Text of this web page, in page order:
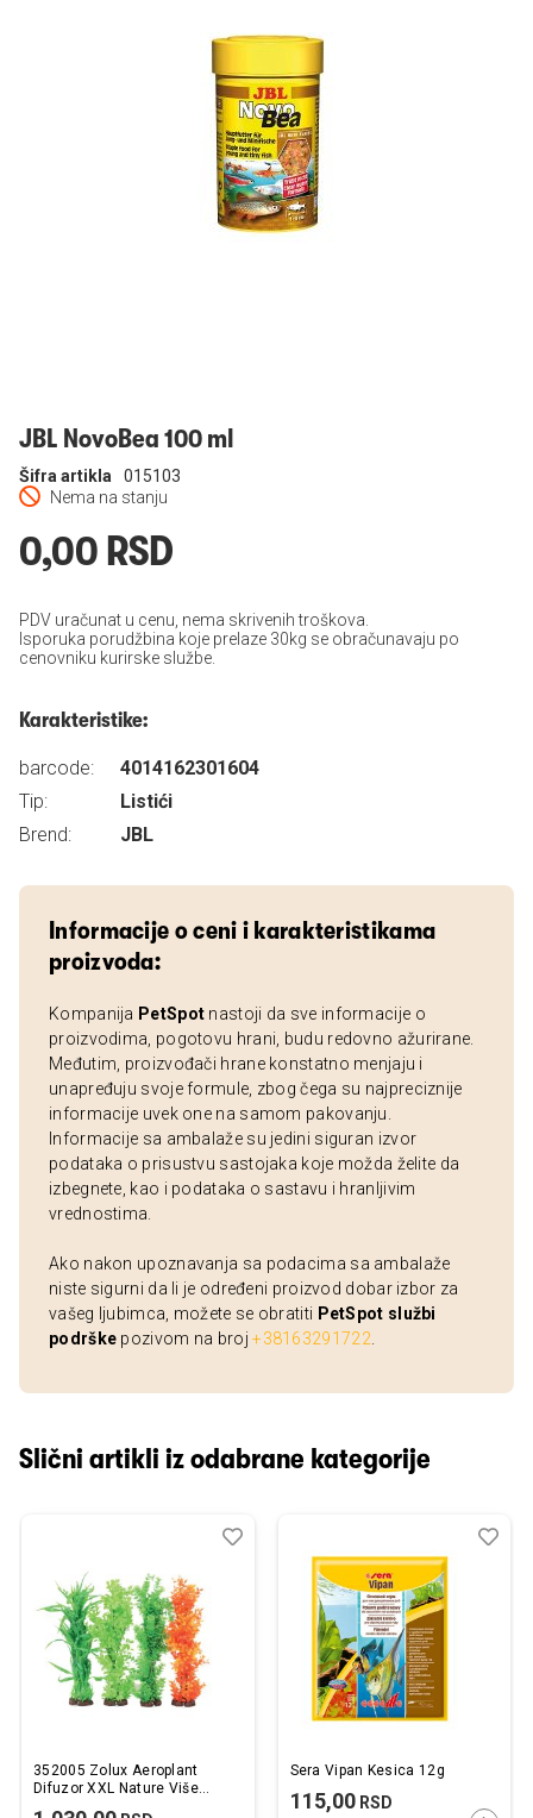
JBL NovoBea 100 ml
Nema na stanju
Šifra artikla 015103
0,00 RSD
PDV uračunat u cenu, nema skrivenih troškova.
Isporuka porudžbina koje prelaze 30kg se obračunavaju po
cenovniku kurirske službe.
Karakteristike:
barcode:
4014162301604
Tip:
Listići
Brend:
JBL
Informacije o ceni i karakteristikama
proizvoda:
Kompanija PetSpot nastoji da sve informacije o
proizvodima, pogotovu hrani, budu redovno ažurirane.
Međutim, proizvođači hrane konstatno menjaju i
unapređuju svoje formule, zbog čega su najpreciznije
informacije uvek one na samom pakovanju.
Informacije sa ambalaže su jedini siguran izvor
podataka o prisustvu sastojaka koje možda želite da
izbegnete, kao i podataka o sastavu i hranljivim
vrednostima.
Ako nakon upoznavanja sa podacima sa ambalaže
niste sigurni da li je određeni proizvod dobar izbor za
vašeg ljubimca, možete se obratiti PetSpot službi
podrške pozivom na broj+38163291722
Slični artikli iz odabrane kategorije
352005 Zolux Aeroplant
Difuzor XXL Nature Više
Dodaj
Uporedi
Sera Vipan Kesica 12g
115,00RSD